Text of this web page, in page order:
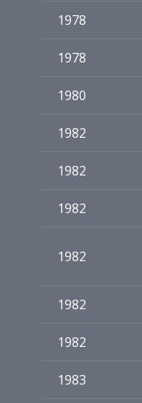
1978
1978
1980
1982
1982
1982
1982
1982
1982
1983